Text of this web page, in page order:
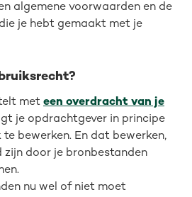
algemene voorwaarden en de
je hebt gemaakt met je
met een overdracht van je
je opdrachtgever in principe
bewerken. En dat bewerken,
door je bronbestanden
nu wel of niet moet